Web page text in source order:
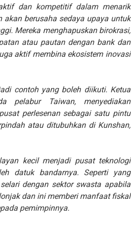
dan kompetitif dalam menarik
berusaha sedaya upaya untuk
Mereka menghapuskan birokrasi,
atau pautan dengan bank dan
aktif membina ekosistem inovasi
contoh yang boleh diikuti. Ketua
pelabur Taiwan, menyediakan
perlesenan sebagai satu pintu
atau ditubuhkan di Kunshan,
kecil menjadi pusat teknologi
datuk bandarnya. Seperti yang
dengan sektor swasta apabila
dan ini memberi manfaat fiskal
pemimpinnya.